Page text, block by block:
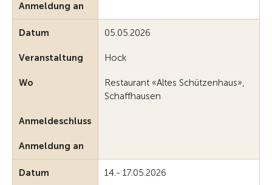
Anmeldung an
Datum 05.05.2026
Veranstaltung Hock
Wo
Restaurant «Altes Schützenhaus»,
Schaffhausen
Anmeldeschluss
Anmeldung an
Datum 14.- 17.05.2026